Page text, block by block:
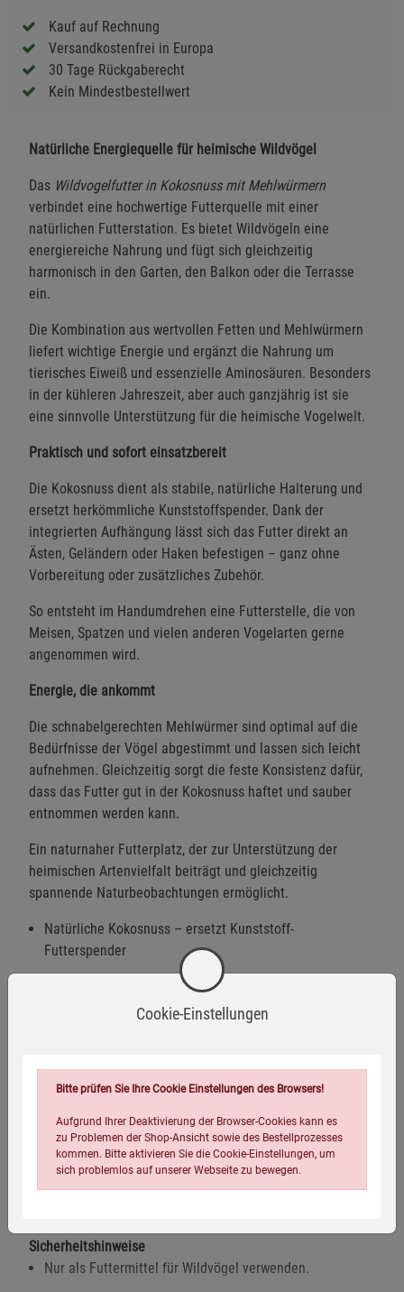
Kauf auf Rechnung
Versandkostenfrei in Europa
30 Tage Rückgaberecht
Kein Mindestbestellwert
Natürliche Energiequelle für heimische Wildvögel
Das Wildvogelfutter in Kokosnuss mit Mehlwürmern
verbindet eine hochwertige Futterquelle mit einer
natürlichen Futterstation. Es bietet Wildvögeln eine
energiereiche Nahrung und fügt sich gleichzeitig
harmonisch in den Garten, den Balkon oder die Terrasse
ein.
Die Kombination aus wertvollen Fetten und Mehlwürmern
liefert wichtige Energie und ergänzt die Nahrung um
tierisches Eiweiß und essenzielle Aminosäuren. Besonders
in der kühleren Jahreszeit, aber auch ganzjährig ist sie
eine sinnvolle Unterstützung für die heimische Vogelwelt.
Praktisch und sofort einsatzbereit
Die Kokosnuss dient als stabile, natürliche Halterung und
ersetzt herkömmliche Kunststoffspender. Dank der
integrierten Aufhängung lässt sich das Futter direkt an
Ästen, Geländern oder Haken befestigen – ganz ohne
Vorbereitung oder zusätzliches Zubehör.
So entsteht im Handumdrehen eine Futterstelle, die von
Meisen, Spatzen und vielen anderen Vogelarten gerne
angenommen wird.
Energie, die ankommt
Die schnabelgerechten Mehlwürmer sind optimal auf die
Bedürfnisse der Vögel abgestimmt und lassen sich leicht
aufnehmen. Gleichzeitig sorgt die feste Konsistenz dafür,
dass das Futter gut in der Kokosnuss haftet und sauber
entnommen werden kann.
Ein naturnaher Futterplatz, der zur Unterstützung der
heimischen Artenvielfalt beiträgt und gleichzeitig
spannende Naturbeobachtungen ermöglicht.
Natürliche Kokosnuss – ersetzt Kunststoff-
Futterspender
Energiedichte Fett-Insekten-Rezeptur
Mit schnabelgerechten Mehlwürmern
Saubere und hygienische Anwendung
Wahlweise einzeln oder im praktischen 2er-Pack erhältlich.
Sicherheitshinweise
Nur als Futtermittel für Wildvögel verwenden.
Cookie-Einstellungen
Bitte prüfen Sie Ihre Cookie Einstellungen des Browsers!
Aufgrund Ihrer Deaktivierung der Browser-Cookies kann es
zu Problemen der Shop-Ansicht sowie des Bestellprozesses
kommen. Bitte aktivieren Sie die Cookie-Einstellungen, um
sich problemlos auf unserer Webseite zu bewegen.